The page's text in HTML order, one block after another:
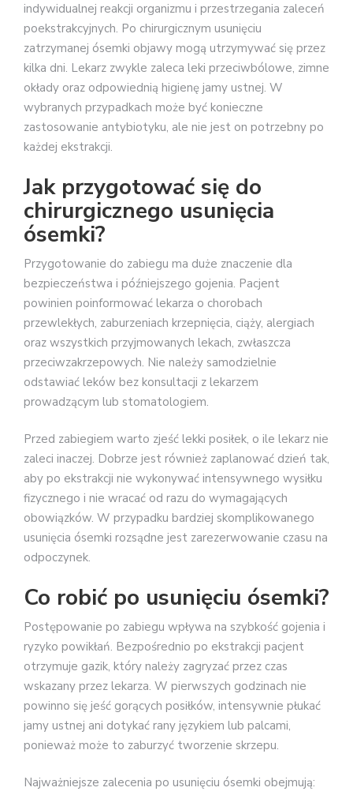
indywidualnej reakcji organizmu i przestrzegania zaleceń
poekstrakcyjnych. Po chirurgicznym usunięciu
zatrzymanej ósemki objawy mogą utrzymywać się przez
kilka dni. Lekarz zwykle zaleca leki przeciwbólowe, zimne
okłady oraz odpowiednią higienę jamy ustnej. W
wybranych przypadkach może być konieczne
zastosowanie antybiotyku, ale nie jest on potrzebny po
każdej ekstrakcji.
Jak przygotować się do
chirurgicznego usunięcia
ósemki?
Przygotowanie do zabiegu ma duże znaczenie dla
bezpieczeństwa i późniejszego gojenia. Pacjent
powinien poinformować lekarza o chorobach
przewlekłych, zaburzeniach krzepnięcia, ciąży, alergiach
oraz wszystkich przyjmowanych lekach, zwłaszcza
przeciwzakrzepowych. Nie należy samodzielnie
odstawiać leków bez konsultacji z lekarzem
prowadzącym lub stomatologiem.
Przed zabiegiem warto zjeść lekki posiłek, o ile lekarz nie
zaleci inaczej. Dobrze jest również zaplanować dzień tak,
aby po ekstrakcji nie wykonywać intensywnego wysiłku
fizycznego i nie wracać od razu do wymagających
obowiązków. W przypadku bardziej skomplikowanego
usunięcia ósemki rozsądne jest zarezerwowanie czasu na
odpoczynek.
Co robić po usunięciu ósemki?
Postępowanie po zabiegu wpływa na szybkość gojenia i
ryzyko powikłań. Bezpośrednio po ekstrakcji pacjent
otrzymuje gazik, który należy zagryzać przez czas
wskazany przez lekarza. W pierwszych godzinach nie
powinno się jeść gorących posiłków, intensywnie płukać
jamy ustnej ani dotykać rany językiem lub palcami,
ponieważ może to zaburzyć tworzenie skrzepu.
Najważniejsze zalecenia po usunięciu ósemki obejmują: